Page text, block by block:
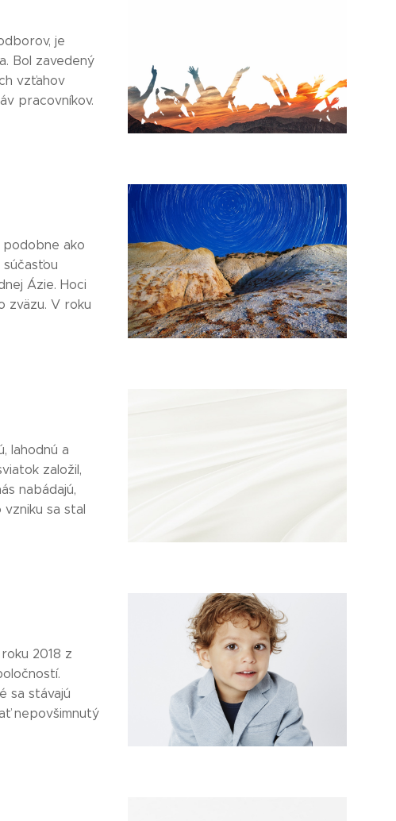
je
Bol zavedený
vzťahov
pracovníkov.
podobne ako
Ázie. Hoci
zväzu. V roku
lahodnú a
založil,
nabádajú,
sa stal
2018 z
sa stávajú
nepovšimnutý